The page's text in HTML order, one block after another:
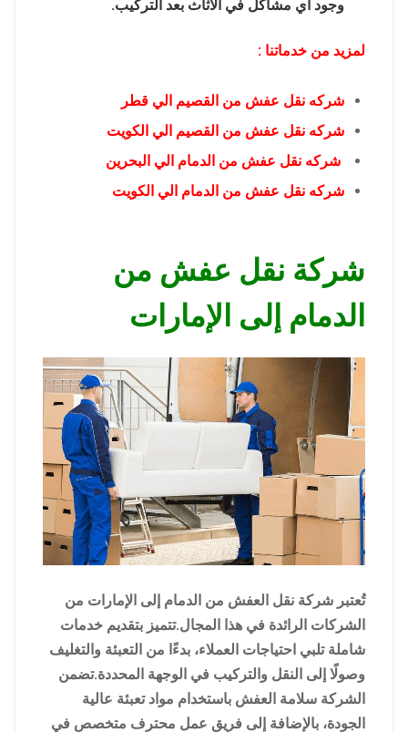
وجود أي مشاكل في الأثاث بعد التركيب.
لمزيد من خدماتنا :
شركه نقل عفش من القصيم الي قطر
شركه نقل عفش من القصيم الي الكويت
شركه نقل عفش من الدمام الي البحرين
شركه نقل عفش من الدمام الي الكويت
شركة نقل عفش من
الدمام إلى الإمارات
تُعتبر شركة نقل العفش من الدمام إلى الإمارات من
الشركات الرائدة في هذا المجال.تتميز بتقديم خدمات
شاملة تلبي احتياجات العملاء، بدءًا من التعبئة والتغليف
وصولًا إلى النقل والتركيب في الوجهة المحددة.تضمن
الشركة سلامة العفش باستخدام مواد تعبئة عالية
الجودة، بالإضافة إلى فريق عمل محترف متخصص في